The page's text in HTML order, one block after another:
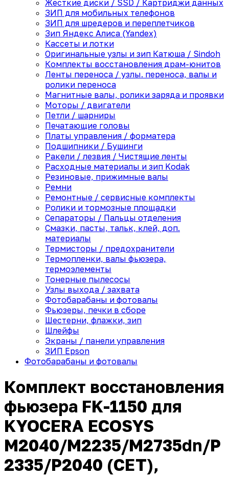
Жесткие диски / SSD / Картриджи данных
ЗИП для мобильных телефонов
ЗИП для шредеров и переплетчиков
Зип Яндекс Алиса (Yandex)
Кассеты и лотки
Оригинальные узлы и зип Катюша / Sindoh
Комплекты восстановления драм-юнитов
Ленты переноса / узлы. переноса, валы и
ролики переноса
Магнитные валы, ролики заряда и проявки
Моторы / двигатели
Петли / шарниры
Печатающие головы
Платы управления / форматера
Подшипники / Бушинги
Ракели / лезвия / Чистящие ленты
Расходные материалы и зип Kodak
Резиновые, прижимные валы
Ремни
Ремонтные / сервисные комплекты
Ролики и тормозные площадки
Сепараторы / Пальцы отделения
Смазки, пасты, тальк, клей, доп.
материалы
Термисторы / предохранители
Термопленки, валы фьюзера,
термоэлементы
Тонерные пылесосы
Узлы выхода / захвата
Фотобарабаны и фотовалы
Фьюзеры, печки в сборе
Шестерни, флажки, зип
Шлейфы
Экраны / панели управления
ЗИП Epson
Фотобарабаны и фотовалы
Комплект восстановления
фьюзера FK-1150 для
KYOCERA ECOSYS
M2040/M2235/M2735dn/P
2335/P2040 (CET),